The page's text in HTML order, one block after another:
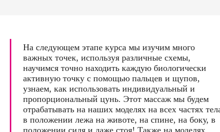
На следующем этапе курса мы изучим много
важных точек, используя различные схемы,
научимся точно находить каждую биологически
активную точку с помощью пальцев и щупов,
узнаем, как использовать индивидуальный и
пропорциональный цунь. Этот массаж мы будем
отрабатывать на наших моделях на всех частях
в положении лежа на животе, на спине, на боку, в
положении сидя и даже стоя! Также на моделях